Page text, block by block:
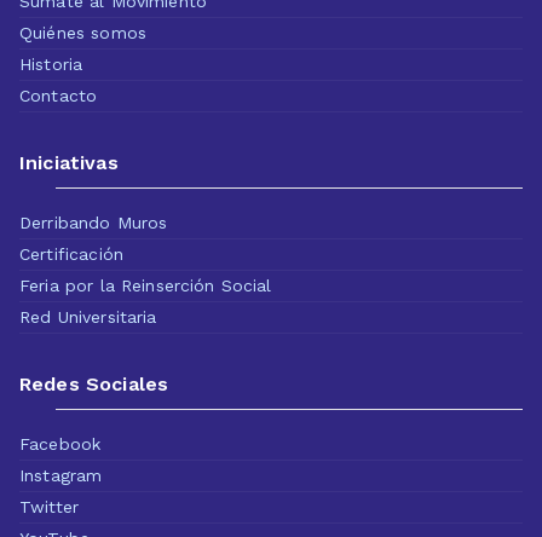
Quiénes somos
Historia
Contacto
Iniciativas
Derribando Muros
Certificación
Feria por la Reinserción Social
Red Universitaria
Redes Sociales
Facebook
Instagram
Twitter